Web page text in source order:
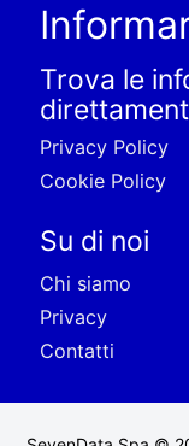
Trova le
Privacy Policy
Cookie Policy
Su di noi
Chi siamo
Privacy
Contatti